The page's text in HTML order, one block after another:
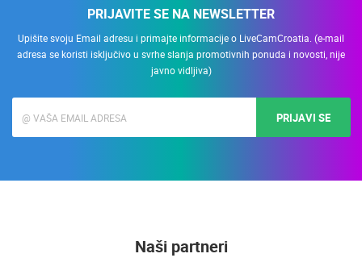
PRIJAVITE SE NA NEWSLETTER
Upišite svoju Email adresu i primajte informacije o LiveCamCroatia. (e-mail
adresa se koristi isključivo u svrhe slanja promotivnih ponuda i novosti, nije
javno vidljiva)
PRIJAVI SE
Naši partneri